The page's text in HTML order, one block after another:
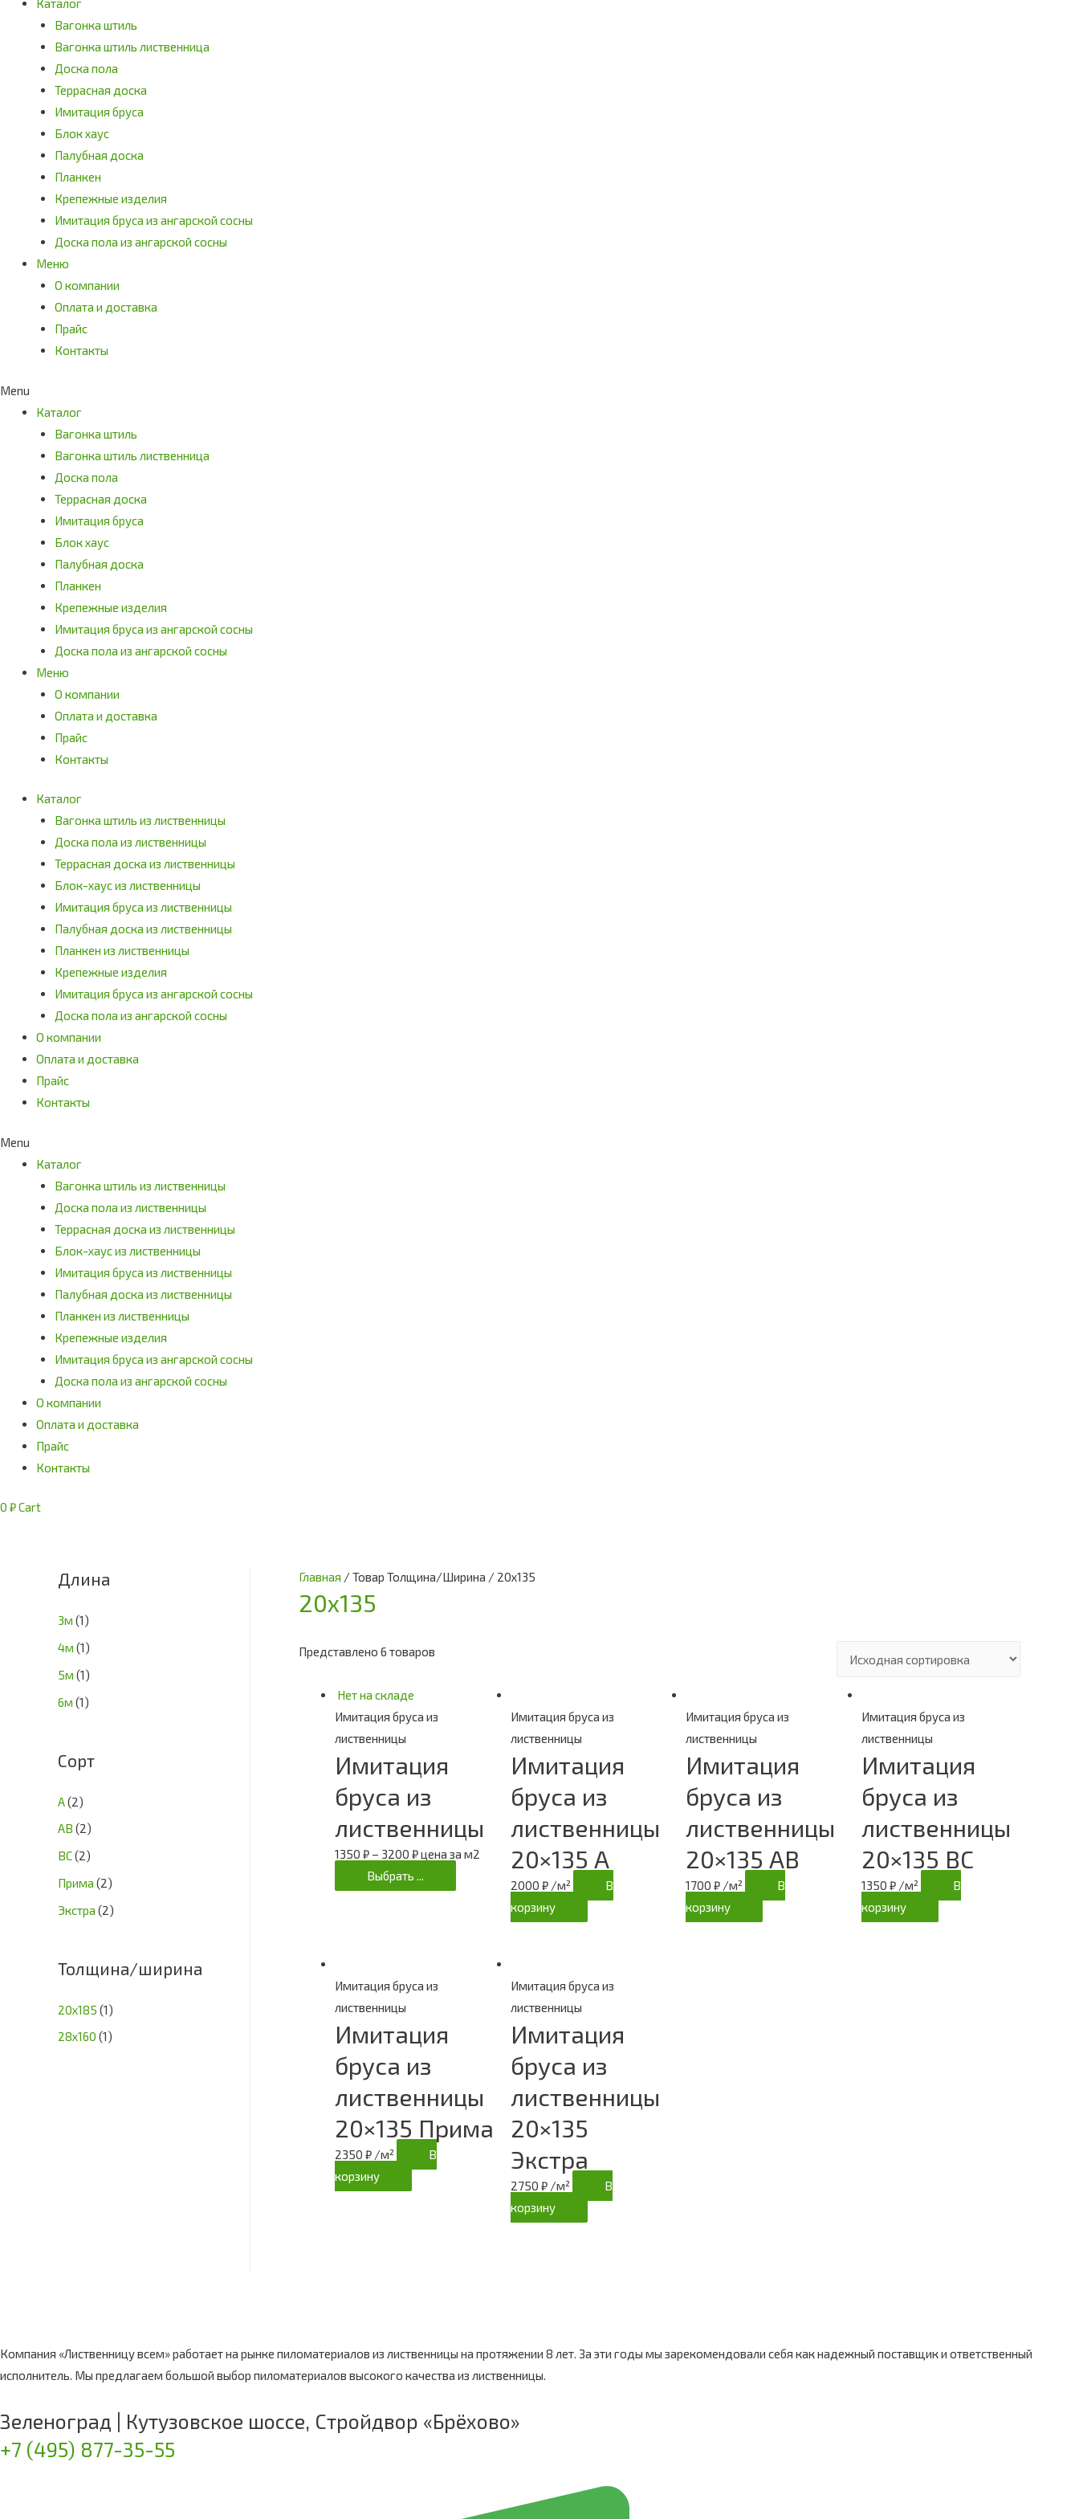
Каталог
Вагонка штиль
Вагонка штиль лиственница
Доска пола
Террасная доска
Имитация бруса
Блок хаус
Палубная доска
Планкен
Крепежные изделия
Имитация бруса из ангарской сосны
Доска пола из ангарской сосны
Меню
О компании
Оплата и доставка
Прайс
Контакты
Menu
Каталог
Вагонка штиль
Вагонка штиль лиственница
Доска пола
Террасная доска
Имитация бруса
Блок хаус
Палубная доска
Планкен
Крепежные изделия
Имитация бруса из ангарской сосны
Доска пола из ангарской сосны
Меню
О компании
Оплата и доставка
Прайс
Контакты
Каталог
Вагонка штиль из лиственницы
Доска пола из лиственницы
Террасная доска из лиственницы
Блок-хаус из лиственницы
Имитация бруса из лиственницы
Палубная доска из лиственницы
Планкен из лиственницы
Крепежные изделия
Имитация бруса из ангарской сосны
Доска пола из ангарской сосны
О компании
Оплата и доставка
Прайс
Контакты
Menu
Каталог
Вагонка штиль из лиственницы
Доска пола из лиственницы
Террасная доска из лиственницы
Блок-хаус из лиственницы
Имитация бруса из лиственницы
Палубная доска из лиственницы
Планкен из лиственницы
Крепежные изделия
Имитация бруса из ангарской сосны
Доска пола из ангарской сосны
О компании
Оплата и доставка
Прайс
Контакты
0 ₽Cart
Длина
3м (1)
4м (1)
5м (1)
6м (1)
Сорт
А(2)
АВ (2)
ВС(2)
Прима (2)
Экстра (2)
Толщина/ширина
20х185 (1)
28х160 (1)
Главная / Товар Толщина/Ширина / 20х135
20х135
Представлено 6 товаров
Нет на складе
Имитация бруса из
лиственницы
Имитация
бруса из
лиственницы
1350 ₽ – 3200 ₽цена за м2
Выбрать ...
Имитация бруса из
лиственницы
Имитация
бруса из
лиственницы
20×135 А
2000 ₽ /м²
В
корзину
Имитация бруса из
лиственницы
Имитация
бруса из
лиственницы
20×135 АВ
1700 ₽ /м²
В
корзину
Имитация бруса из
лиственницы
Имитация
бруса из
лиственницы
20×135 ВС
1350 ₽ /м²
В
корзину
Имитация бруса из
лиственницы
Имитация
бруса из
лиственницы
20×135 Прима
2350 ₽ /м²
В
корзину
Имитация бруса из
лиственницы
Имитация
бруса из
лиственницы
20×135
Экстра
2750 ₽ /м²
В
корзину
Компания «Лиственницу всем» работает на рынке пиломатериалов из лиственницы на протяжении 8 лет. За эти годы мы зарекомендовали себя как надежный поставщик и ответственный
исполнитель. Мы предлагаем большой выбор пиломатериалов высокого качества из лиственницы.
Зеленоград | Кутузовское шоссе, Стройдвор «Брёхово»
+7 (495) 877-35-55